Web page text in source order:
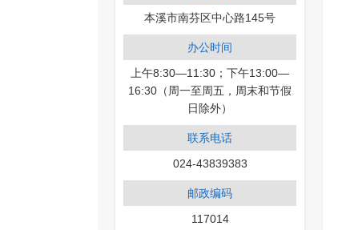
本溪市南芬区中心路145号
办公时间
上午8:30—11:30；下午13:00—
16:30（周一至周五，周末和节假
日除外）
联系电话
024-43839383
邮政编码
117014